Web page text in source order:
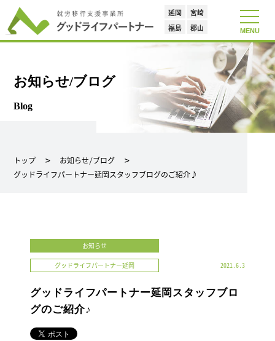
延岡
宮崎
福島
郡山
toggle
MENU
お知らせ/ブログ
Blog
トップ
お知らせ/ブログ
グッドライフパートナー延岡スタッフブログのご紹介♪
お知らせ
グッドライフパートナー延岡 2021.6.3
グッドライフパートナー延岡スタッフブロ
グのご紹介♪